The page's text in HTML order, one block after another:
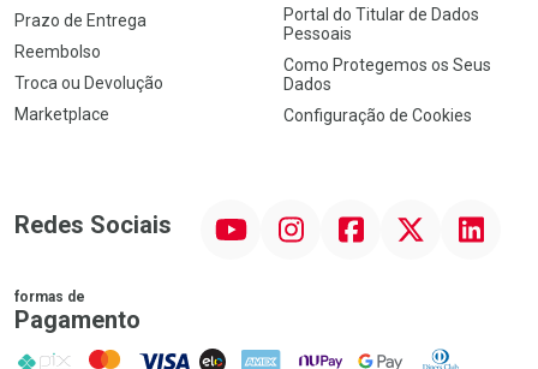
Prazo de Entrega
Reembolso
Troca ou Devolução
Marketplace
Portal do Titular de Dados
Pessoais
Como Protegemos os Seus
Dados
Configuração de Cookies
Redes Sociais InstagramFacebookTwitter Linkedin
formas de
Pagamento
PIX MasterCard
VISA ELO AMEX NuPay Google PayDiners Club